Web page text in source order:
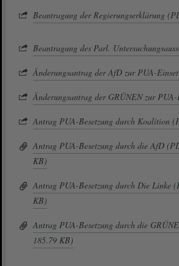
Beantragung der Regierungserklärung
Beantragung des Parl.
Änderungsantrag der AfD zur PUA-
Änderungsantrag der GRÜNEN zur
Antrag PUA-Besetzung durch Koalition
Antrag PUA-Besetzung durch die AfD
KB)
Antrag PUA-Besetzung durch Die Linke
KB)
Antrag PUA-Besetzung durch die
185.79 KB)